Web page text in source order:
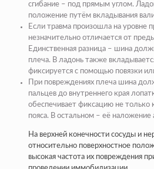
сгибание – под прямым углом.
положение путём вкладывания
Если травма произошла на уровне
незначительно отличается от
Единственная разница – шина
плеча. В ладонь также
фиксируется с помощью повязки
При повреждениях плеча шина
пальцев до внутреннего края
обеспечивает фиксацию не только
пояса. В остальном – её наложение
На верхней конечности сосуды и
относительно поверхностное
высокая частота их повреждения